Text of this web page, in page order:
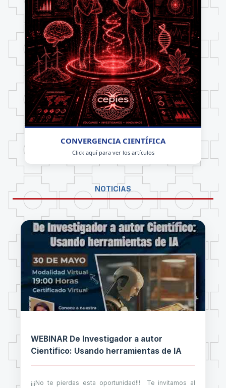
CONVERGENCIA CIENTÍFICA
Click aquí para ver los artículos
NOTICIAS
WEBINAR De Investigador a autor
Cientifico: Usando herramientas de IA
¡¡¡No te pierdas esta oportunidad!!! Te invitamos al